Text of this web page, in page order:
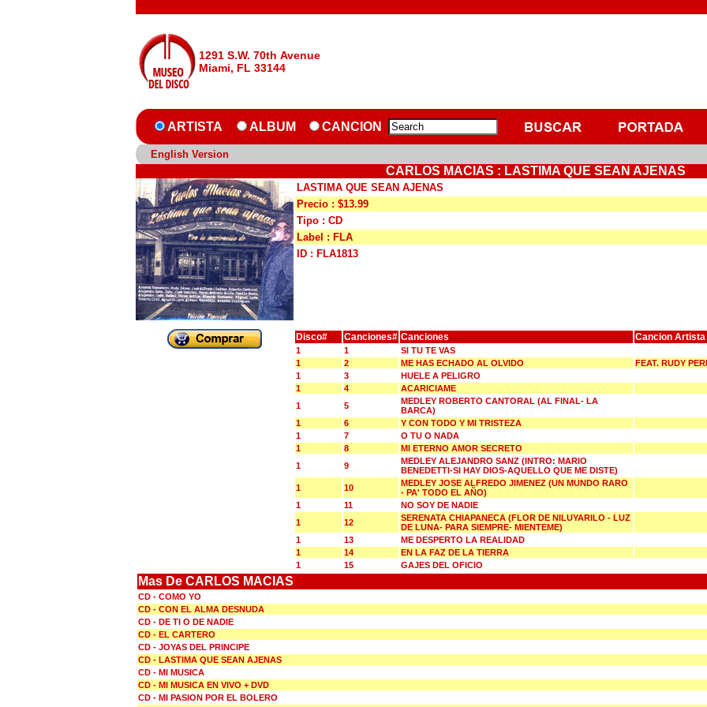
1291 S.W. 70th Avenue
Miami, FL 33144
ARTISTA ALBUM CANCION
English Version
CARLOS MACIAS : LASTIMA QUE SEAN AJENAS
LASTIMA QUE SEAN AJENAS
Precio : $13.99
Tipo : CD
Label : FLA
ID : FLA1813
Disco# Canciones# Canciones Cancion Artista
1 1
SI TU TE VAS
1
2 ME HAS ECHADO AL OLVIDO
FEAT. RUDY
1
3
HUELE A PELIGRO
1
4
ACARICIAME
1
5
MEDLEY ROBERTO CANTORAL (AL FINAL- LA
BARCA)
1
6
Y CON TODO Y MI TRISTEZA
1
7
O TU O NADA
1
8
MI ETERNO AMOR SECRETO
1
9
MEDLEY ALEJANDRO SANZ (INTRO: MARIO
BENEDETTI-SI HAY DIOS-AQUELLO QUE ME DISTE)
1
10
MEDLEY JOSE ALFREDO JIMENEZ (UN MUNDO RARO
- PA' TODO EL AÑO)
1
11
NO SOY DE NADIE
1
12
SERENATA CHIAPANECA (FLOR DE NILUYARILO - LUZ
DE LUNA- PARA SIEMPRE- MIENTEME)
1
13
ME DESPERTO LA REALIDAD
1
14
EN LA FAZ DE LA TIERRA
1
15 GAJES DEL OFICIO
Mas De CARLOS MACIAS
CD - COMO YO
CD - CON EL ALMA DESNUDA
CD - DE TI O DE NADIE
CD - EL CARTERO
CD - JOYAS DEL PRINCIPE
CD - LASTIMA QUE SEAN AJENAS
CD - MI MUSICA
CD - MI MUSICA EN VIVO + DVD
CD - MI PASION POR EL BOLERO